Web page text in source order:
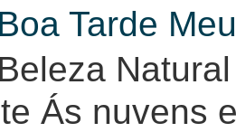
Boa Tarde
Beleza
Ás nuvens